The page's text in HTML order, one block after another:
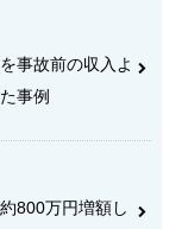
事故前の収入よ
事例
800万円増額し